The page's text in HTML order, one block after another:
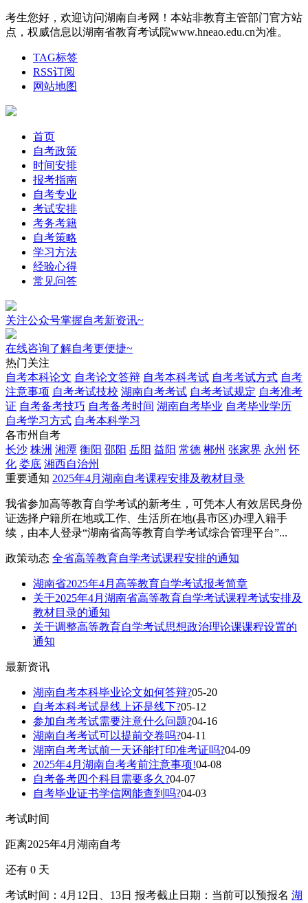
考生您好，欢迎访问湖南自考网！本站非教育主管部门官方站
点，权威信息以湖南省教育考试院www.hneao.edu.cn为准。
TAG标签
RSS订阅
网站地图
首页
自考政策
时间安排
报考指南
自考专业
考试安排
考务考籍
自考策略
学习方法
经验心得
常见问答
关注公众号掌握自考新资讯~
在线咨询了解自考更便捷~
热门关注
自考本科论文 自考论文答辩 自考本科考试 自考考试方式 自考
注意事项 自考考试技校 湖南自考考试 自考考试规定 自考准考
证 自考备考技巧 自考备考时间 湖南自考毕业 自考毕业学历
自考学习方式 自考本科学习
各市州自考
长沙 株洲 湘潭 衡阳 邵阳 岳阳 益阳 常德 郴州 张家界 永州 怀
化 娄底 湘西自治州
重要通知 2025年4月湖南自考课程安排及教材目录
我省参加高等教育自学考试的新考生，可凭本人有效居民身份
证选择户籍所在地或工作、生活所在地(县市区)办理入籍手
续，由本人登录“湖南省高等教育自学考试综合管理平台”...
政策动态 全省高等教育自学考试课程安排的通知
湖南省2025年4月高等教育自学考试报考简章
关于2025年4月湖南省高等教育自学考试课程考试安排及
教材目录的通知
关于调整高等教育自学考试思想政治理论课课程设置的
通知
最新资讯
湖南自考本科毕业论文如何答辩?05-20
自考本科考试是线上还是线下?05-12
参加自考考试需要注意什么问题?04-16
湖南自考考试可以提前交卷吗?04-11
湖南自考考试前一天还能打印准考证吗?04-09
2025年4月湖南自考考前注意事项!04-08
自考备考四个科目需要多久?04-07
自考毕业证书学信网能查到吗?04-03
考试时间
距离2025年4月湖南自考
还有 0 天
考试时间：4月12日、13日 报考截止日期：当前可以预报名 湖